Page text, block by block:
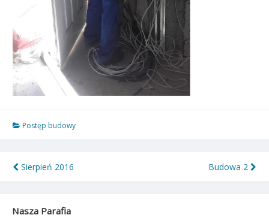
Postęp budowy
Nawigacja
wpisu
Sierpień 2016 Budowa 2
Nasza Parafia